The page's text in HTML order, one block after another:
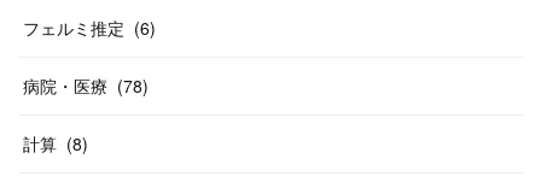
フェルミ推定 (6)
病院・医療 (78)
計算 (8)